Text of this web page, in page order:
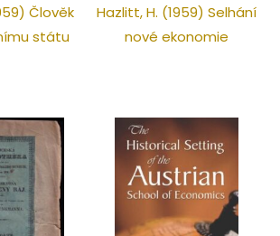
Člověk
státu
Hazlitt, H. (1959) Selhání
nové ekonomie